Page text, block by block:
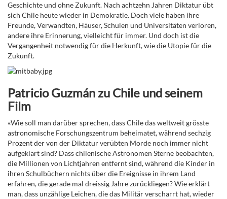
Geschichte und ohne Zukunft. Nach achtzehn Jahren Diktatur übt
sich Chile heute wieder in Demokratie. Doch viele haben ihre
Freunde, Verwandten, Häuser, Schulen und Universitäten verloren,
andere ihre Erinnerung, vielleicht für immer. Und doch ist die
Vergangenheit notwendig für die Herkunft, wie die Utopie für die
Zukunft.
Patricio Guzmán zu Chile und seinem
Film
«Wie soll man darüber sprechen, dass Chile das weltweit grösste
astronomische Forschungszentrum beheimatet, während sechzig
Prozent der von der Diktatur verübten Morde noch immer nicht
aufgeklärt sind? Dass chilenische Astronomen Sterne beobachten,
die Millionen von Lichtjahren entfernt sind, während die Kinder in
ihren Schulbüchern nichts über die Ereignisse in ihrem Land
erfahren, die gerade mal dreissig Jahre zurückliegen? Wie erklärt
man, dass unzählige Leichen, die das Militär verscharrt hat, wieder